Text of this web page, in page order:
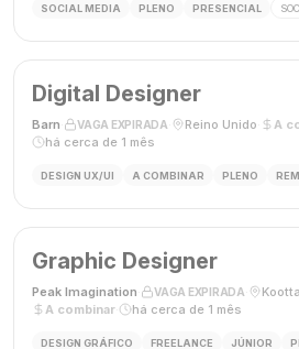
SOCIAL MEDIA PLENO PRESENCIAL
Digital Designer
Barn VAGA EXPIRADA Reino Unido A
há cerca de 1 mês
DESIGN UX/UI A COMBINAR PLENO
Graphic Designer
Peak Imagination VAGA EXPIRADA
A combinar
há cerca de 1 mês
DESIGN GRÁFICO FREELANCE JÚNIOR